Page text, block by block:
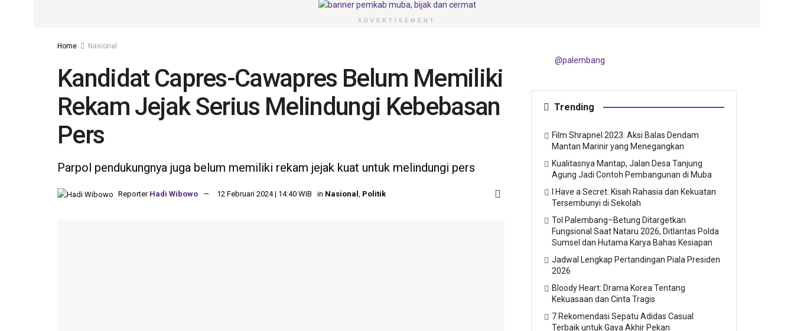
ADVERTISEMENT
Home Nasional
Kandidat Capres-Cawapres Belum Memiliki
Rekam Jejak Serius Melindungi Kebebasan
Pers
Parpol pendukungnya juga belum memiliki rekam jejak kuat untuk melindungi pers
Reporter Hadi Wibowo 12 Februari 2024 | 14:40 WIB in Nasional , Politik
@palembang
Trending
Film Shrapnel 2023: Aksi Balas Dendam
Mantan Marinir yang Menegangkan
Kualitasnya Mantap, Jalan Desa Tanjung
Agung Jadi Contoh Pembangunan di Muba
I Have a Secret: Kisah Rahasia dan Kekuatan
Tersembunyi di Sekolah
Tol Palembang–Betung Ditargetkan
Fungsional Saat Nataru 2026, Ditlantas Polda
Sumsel dan Hutama Karya Bahas Kesiapan
Jadwal Lengkap Pertandingan Piala Presiden
2026
Bloody Heart: Drama Korea Tentang
Kekuasaan dan Cinta Tragis
7 Rekomendasi Sepatu Adidas Casual
Terbaik untuk Gaya Akhir Pekan